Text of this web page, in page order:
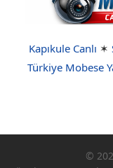
Kapıkule Canlı ✶
Türkiye Mobese
©